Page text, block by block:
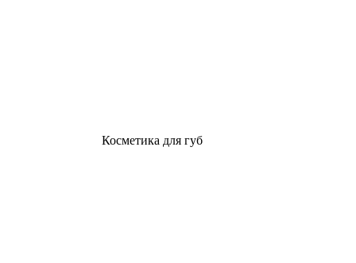
Косметика для губ